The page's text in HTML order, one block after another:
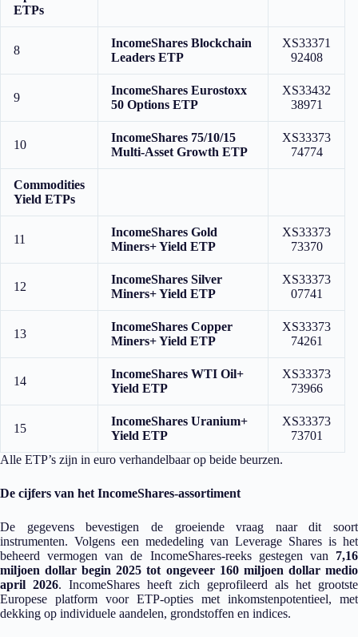
ETPs
8
IncomeShares Blockchain
Leaders ETP
XS33371
92408
9
IncomeShares Eurostoxx
50 Options ETP
XS33432
38971
10
IncomeShares 75/10/15
Multi-Asset Growth ETP
XS33373
74774
Commodities
Yield ETPs
11
IncomeShares Gold
Miners+ Yield ETP
XS33373
73370
12
IncomeShares Silver
Miners+ Yield ETP
XS33373
07741
13
IncomeShares Copper
Miners+ Yield ETP
XS33373
74261
14
IncomeShares WTI Oil+
Yield ETP
XS33373
73966
15
IncomeShares Uranium+
Yield ETP
XS33373
73701
Alle ETP’s zijn in euro verhandelbaar op beide beurzen.
De cijfers van het IncomeShares-assortiment
De gegevens bevestigen de groeiende vraag naar dit soort
instrumenten. Volgens een mededeling van Leverage Shares is het
beheerd vermogen van de IncomeShares-reeks gestegen van 7,16
miljoen dollar begin 2025 tot ongeveer 160 miljoen dollar medio
april 2026. IncomeShares heeft zich geprofileerd als het grootste
Europese platform voor ETP-opties met inkomstenpotentieel, met
dekking op individuele aandelen, grondstoffen en indices.